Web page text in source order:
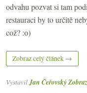
odvahu pozvat si tam
restauraci by to určitě
což? :o)
Zobraz celý článek →
VystavilJan Čeřovský